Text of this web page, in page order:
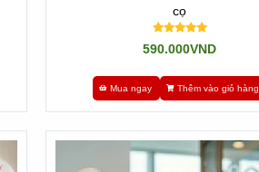
cọ
590.000VND
Mua ngay Thêm vào giỏ hàng